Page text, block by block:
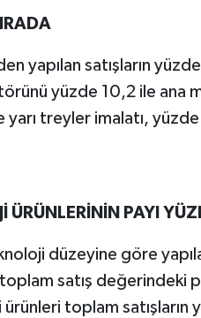
yapılan satışların
yüzde 10,2 ile ana
yarı treyler imalatı,
ÜRÜNLERİNİN PAYI
düzeyine göre
satış değerindeki
toplam